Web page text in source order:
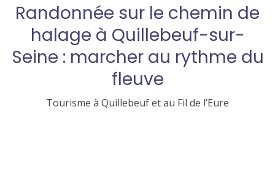
Randonnée sur le chemin de
halage à Quillebeuf-sur-
Seine : marcher au rythme du
fleuve
Tourisme à Quillebeuf et au Fil de l’Eure